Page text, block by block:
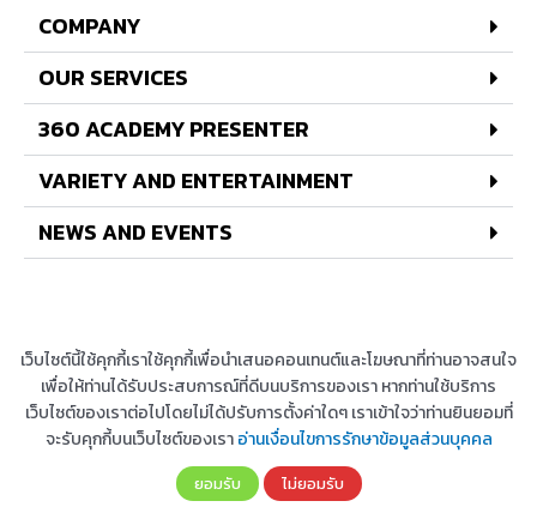
เว็บไซต์นี้ใช้คุกกี้เราใช้คุกกี้เพื่อนำเสนอคอนเทนต์และโฆษณาที่ท่านอาจสนใจ
เพื่อให้ท่านได้รับประสบการณ์ที่ดีบนบริการของเรา หากท่านใช้บริการ
เว็บไซต์ของเราต่อไปโดยไม่ได้ปรับการตั้งค่าใดๆ เราเข้าใจว่าท่านยินยอมที่
จะรับคุกกี้บนเว็บไซต์ของเราอ่านเงื่อนไขการรักษาข้อมูลส่วนบุคคล
ยอมรับ ไม่ยอมรับ
COMPANY
OUR SERVICES
360 ACADEMY PRESENTER
VARIETY AND ENTERTAINMENT
NEWS AND EVENTS
© 2022 All rights reserved
Copyright © 2026 บริษัท 360 องศา เอ็นเตอร์เทนเม้น
ท์ จำกัด | Powered byAstra WordPress Theme